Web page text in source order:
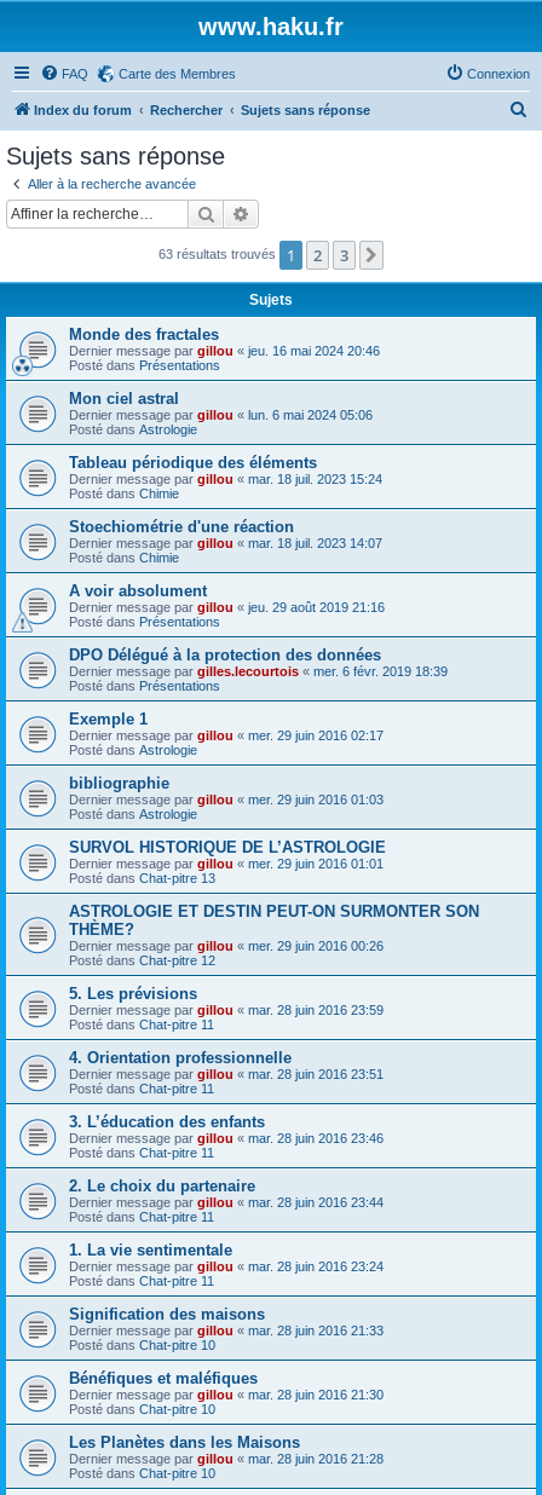
www.haku.fr
FAQ Carte des Membres Connexion
Index du forum Rechercher Sujets sans réponse
c
Sujets sans réponse
Aller à la recherche avancée
Rechercher
63 résultats trouvés 1 2 3
Sujets
Monde des fractales
Dernier message par gillou « jeu. 16 mai 2024 20:46
Posté dans Présentations
Mon ciel astral
Dernier message par gillou « lun. 6 mai 2024 05:06
Posté dans Astrologie
Tableau périodique des éléments
Dernier message par gillou « mar. 18 juil. 2023 15:24
Posté dans Chimie
Stoechiométrie d'une réaction
Dernier message par gillou « mar. 18 juil. 2023 14:07
Posté dans Chimie
A voir absolument
Dernier message par gillou « jeu. 29 août 2019 21:16
Posté dans Présentations
DPO Délégué à la protection des données
Dernier message par gilles.lecourtois « mer. 6 févr. 2019 18:39
Posté dans Présentations
Exemple 1
Dernier message par gillou « mer. 29 juin 2016 02:17
Posté dans Astrologie
bibliographie
Dernier message par gillou « mer. 29 juin 2016 01:03
Posté dans Astrologie
SURVOL HISTORIQUE DE L’ASTROLOGIE
Dernier message par gillou « mer. 29 juin 2016 01:01
Posté dans Chat-pitre 13
ASTROLOGIE ET DESTIN PEUT-ON SURMONTER SON
THÈME?
Dernier message par gillou « mer. 29 juin 2016 00:26
Posté dans Chat-pitre 12
5. Les prévisions
Dernier message par gillou « mar. 28 juin 2016 23:59
Posté dans Chat-pitre 11
4. Orientation professionnelle
Dernier message par gillou « mar. 28 juin 2016 23:51
Posté dans Chat-pitre 11
3. L’éducation des enfants
Dernier message par gillou « mar. 28 juin 2016 23:46
Posté dans Chat-pitre 11
2. Le choix du partenaire
Dernier message par gillou « mar. 28 juin 2016 23:44
Posté dans Chat-pitre 11
1. La vie sentimentale
Dernier message par gillou « mar. 28 juin 2016 23:24
Posté dans Chat-pitre 11
Signification des maisons
Dernier message par gillou « mar. 28 juin 2016 21:33
Posté dans Chat-pitre 10
Bénéfiques et maléfiques
Dernier message par gillou « mar. 28 juin 2016 21:30
Posté dans Chat-pitre 10
Les Planètes dans les Maisons
Dernier message par gillou « mar. 28 juin 2016 21:28
Posté dans Chat-pitre 10